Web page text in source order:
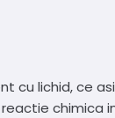
cu lichid, ce
chimica